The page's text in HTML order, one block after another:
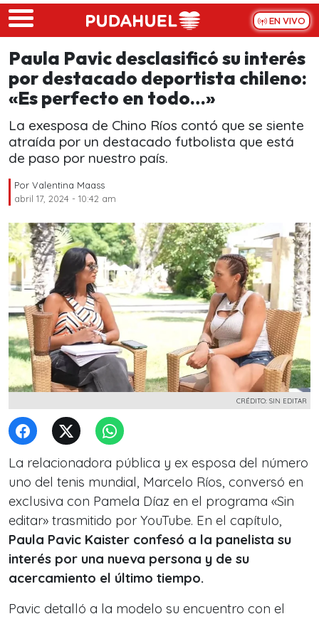
Skip to main content
EN VIVO
Paula Pavic desclasificó su interés
por destacado deportista chileno:
«Es perfecto en todo…»
La exesposa de Chino Ríos contó que se siente
atraída por un destacado futbolista que está
de paso por nuestro país.
Por Valentina Maass
abril 17, 2024 - 10:42 am
CRÉDITO: SIN EDITAR
La relacionadora pública y ex esposa del número
uno del tenis mundial, Marcelo Ríos, conversó en
exclusiva con Pamela Díaz en el programa «Sin
editar» trasmitido por YouTube. En el capítulo,
Paula Pavic Kaister confesó a la panelista su
interés por una nueva persona y de su
acercamiento el último tiempo.
Pavic detalló a la modelo su encuentro con el